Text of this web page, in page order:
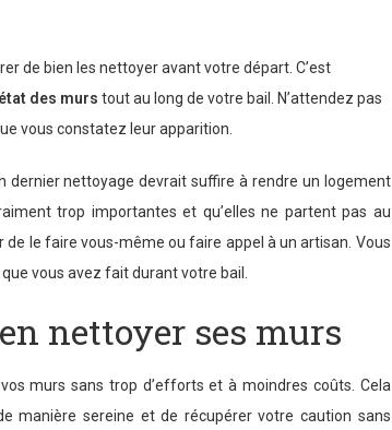
de bien les nettoyer avant votre départ. C’est
des murs tout au long de votre bail. N’attendez pas
vous constatez leur apparition.
nettoyage devrait suffire à rendre un logement
trop importantes et qu’elles ne partent pas au
le faire vous-même ou faire appel à un artisan. Vous
vous avez fait durant votre bail.
nettoyer ses murs
murs sans trop d’efforts et à moindres coûts. Cela
manière sereine et de récupérer votre caution sans